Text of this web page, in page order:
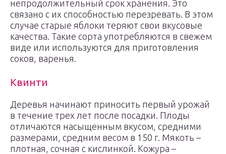
непродолжительный срок хранения. Это
связано с их способностью перезревать. В этом
случае старые яблоки теряют свои вкусовые
качества. Такие сорта употребляются в свежем
виде или используются для приготовления
соков, варенья.
Квинти
Деревья начинают приносить первый урожай
в течение трех лет после посадки. Плоды
отличаются насыщенным вкусом, средними
размерами, средним весом в 150 г. Мякоть –
плотная, сочная с кислинкой. Кожура –